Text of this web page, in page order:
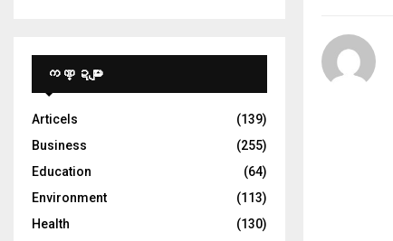
ကဏ္ဍများ
Articels
(139)
Business
(255)
Education
(64)
Environment
(113)
Health
(130)